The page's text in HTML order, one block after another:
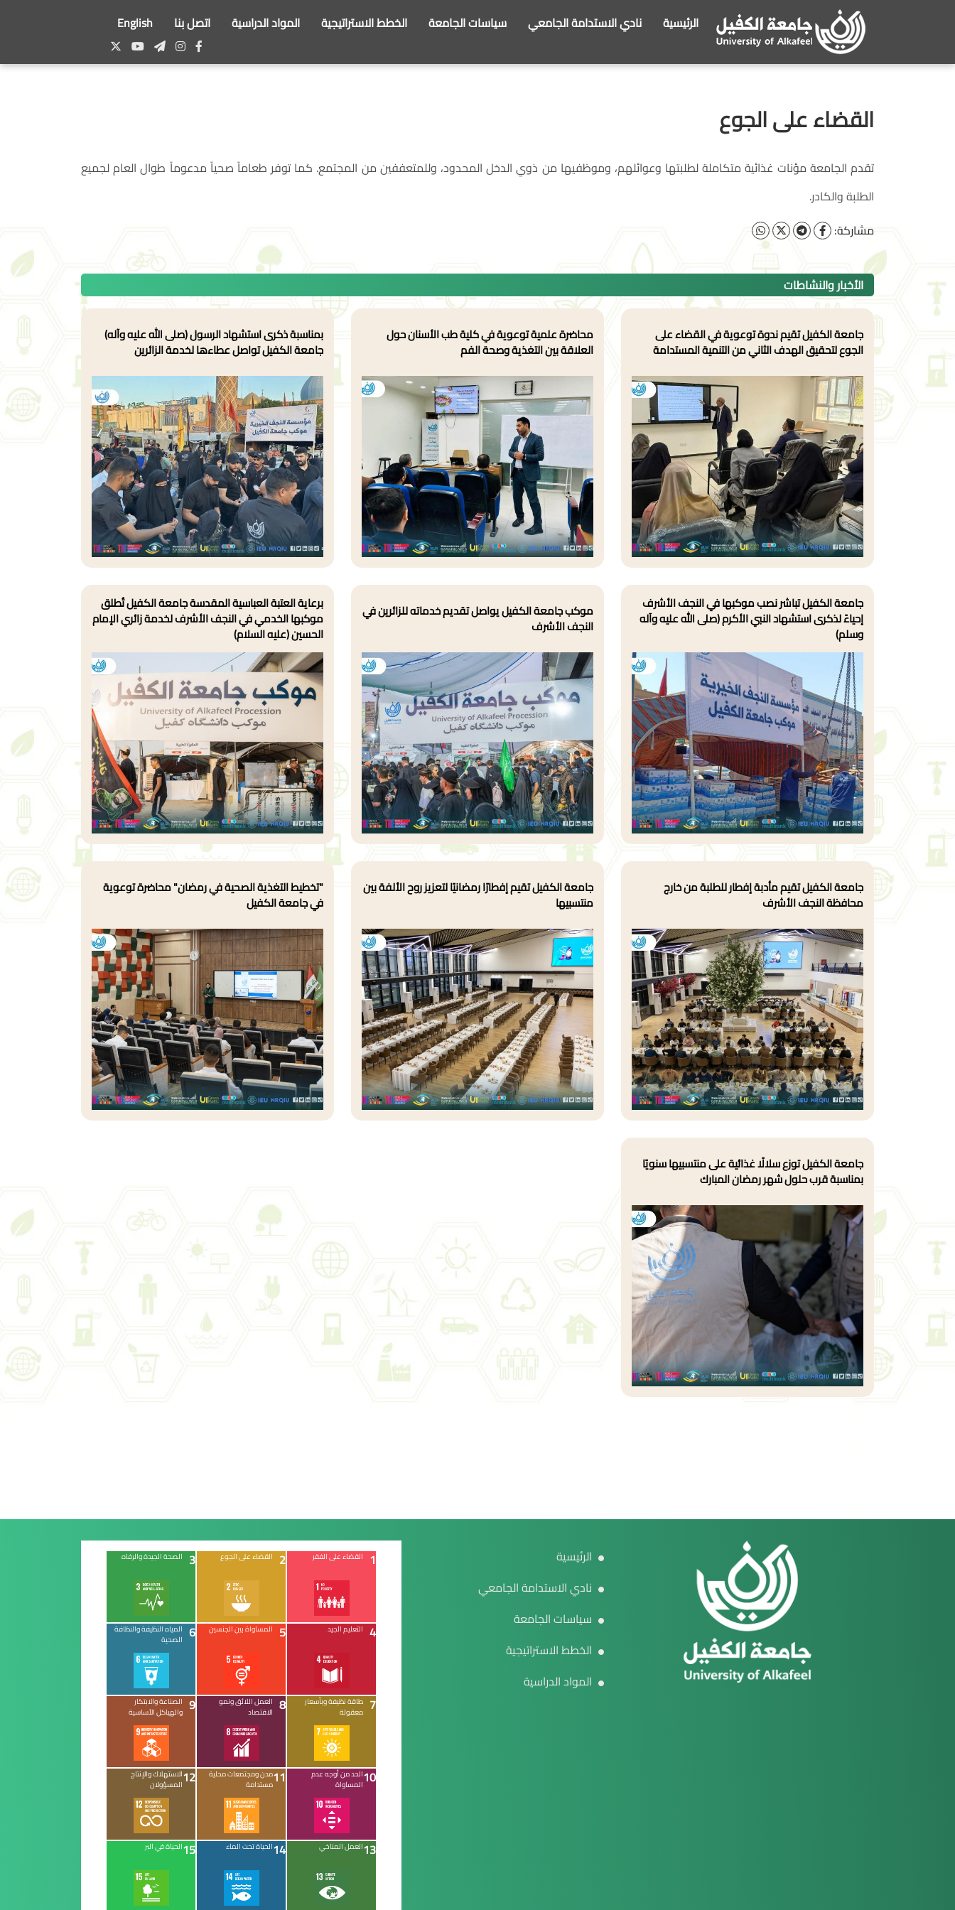
الرئيسية نادي الاستدامة الجامعي سياسات الجامعة الخطط الاستراتيجية المواد الدراسية اتصل بنا English
القضاء على الجوع
تقدم الجامعة مؤنات غذائية متكاملة لطلبتها وعوائلهم، وموظفيها من ذوي الدخل المحدود، وللمتعففين من المجتمع. كما توفر طعاماً صحياً مدعوماً طوال العام لجميع
الطلبة والكادر.
مشاركة:
الأخبار والنشاطات
جامعة الكفيل تقيم ندوة توعوية في القضاء على
الجوع لتحقيق الهدف الثاني من التنمية المستدامة
محاضرة علمية توعوية في كلية طب الأسنان حول
العلاقة بين التغذية وصحة الفم
بمناسبة ذكرى استشهاد الرسول (صلى الله عليه وآله)
جامعة الكفيل تواصل عطاءها لخدمة الزائرين
جامعة الكفيل تباشر نصب موكبها في النجف الأشرف
إحياءً لذكرى استشهاد النبي الأكرم (صلى الله عليه وآله
وسلم)
موكب جامعة الكفيل يواصل تقديم خدماته للزائرين في
النجف الأشرف
برعاية العتبة العباسية المقدسة جامعة الكفيل تُطلق
موكبها الخدمي في النجف الأشرف لخدمة زائري الإمام
الحسين (عليه السلام)
جامعة الكفيل تقيم مأدبة إفطار للطلبة من خارج
محافظة النجف الأشرف
جامعة الكفيل تقيم إفطارًا رمضانيًا لتعزيز روح الألفة بين
منتسبيها
"تخطيط التغذية الصحية في رمضان" محاضرة توعوية
في جامعة الكفيل
جامعة الكفيل توزع سلالًا غذائية على منتسبيها سنويًا
بمناسبة قرب حلول شهر رمضان المبارك
الرئيسية
نادي الاستدامة الجامعي
سياسات الجامعة
الخطط الاستراتيجية
المواد الدراسية
1 القضاء على الفقر 2 القضاء على الجوع 3 الصحة الجيدة والرفاه
4 التعليم الجيد 5 المساواة بين الجنسين 6 المياه النظيفة والنظافة
الصحية
7 طاقة نظيفة وبأسعار
معقولة 8 العمل اللائق ونمو
الاقتصاد 9 الصناعة والابتكار
والهياكل الأساسية
10الحد من أوجه عدم
المساواة 11مدن ومجتمعات محلية
مستدامة 12الاستهلاك والإنتاج
المسؤولان
13العمل المناخي 14الحياة تحت الماء 15الحياة في البر